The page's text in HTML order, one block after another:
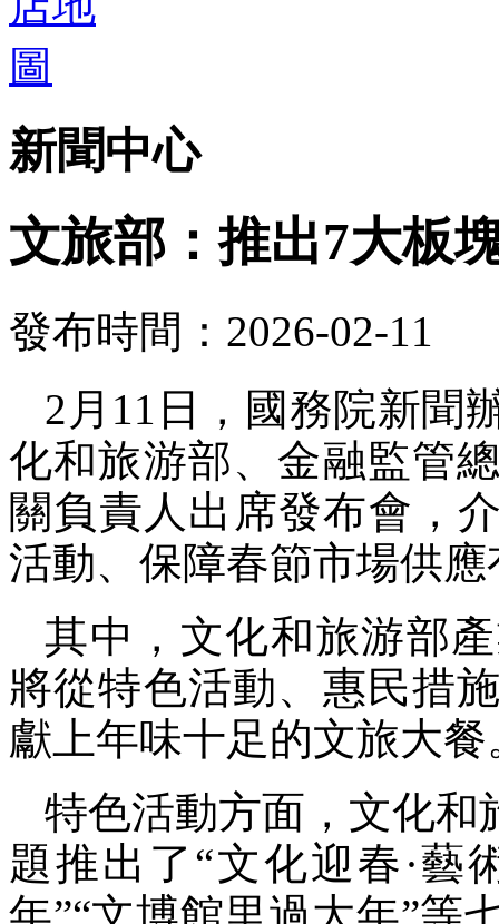
新聞中心
文旅部：推出7大板
發布時間：2026-02-11
2月11日，國務院新聞
化和旅游部、金融監管
關負責人出席發布會，
活動、保障春節市場供
其中，文化和旅游部
將從特色活動、惠民措
獻上年味十足的文旅大餐
特色活動方面，文化和
題推出了“文化迎春·藝
年”“文博館里過大年”等